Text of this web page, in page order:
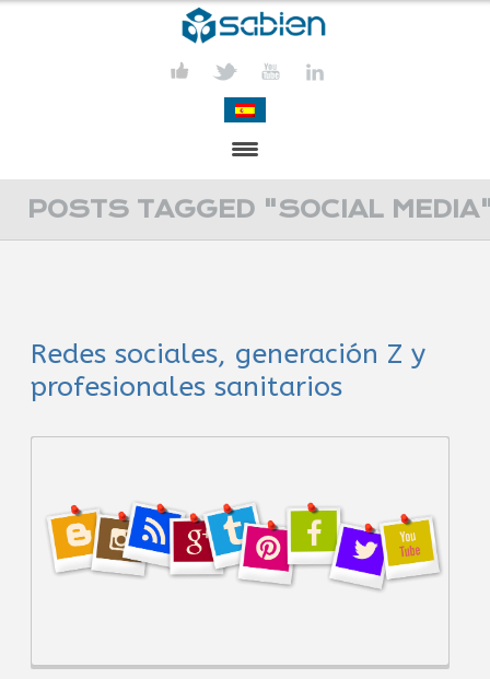
PRESENTATION
ACTIVITIES
MEDIA
POSTS TAGGED "SOCIAL
Redes sociales, generación Z y
profesionales sanitarios